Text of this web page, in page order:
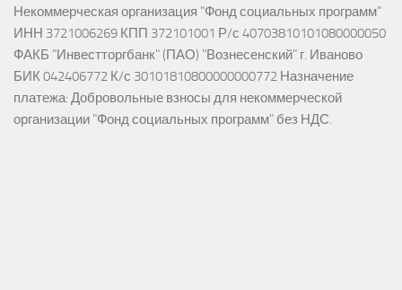
Некоммерческая организация "Фонд социальных программ"
ИНН 3721006269 КПП 372101001 Р/с 40703810101080000050
ФАКБ "Инвестторгбанк" (ПАО) "Вознесенский" г. Иваново
БИК 042406772 К/с 30101810800000000772 Назначение
платежа: Добровольные взносы для некоммерческой
организации "Фонд социальных программ" без НДС.